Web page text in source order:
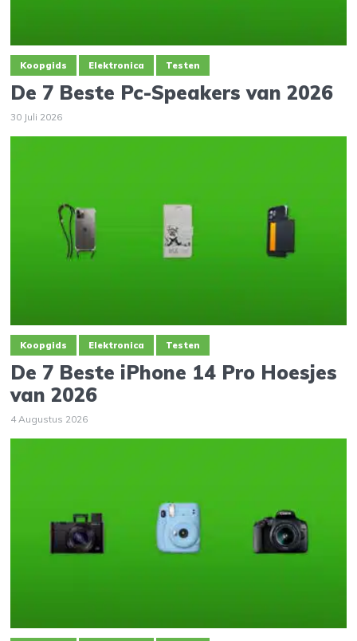
Koopgids Elektronica Testen
De 7 Beste Pc-Speakers van 2026
30 Juli 2026
Koopgids Elektronica Testen
De 7 Beste iPhone 14 Pro Hoesjes
van 2026
4 Augustus 2026